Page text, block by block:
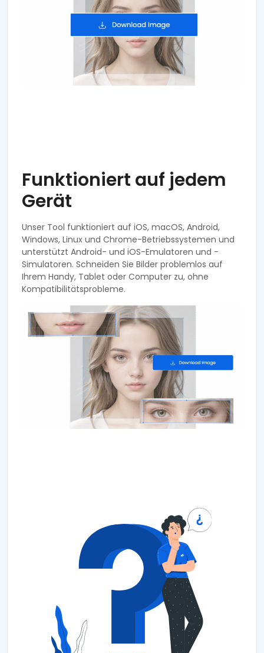
Funktioniert auf jedem
Gerät
Unser Tool funktioniert auf iOS, macOS, Android,
Windows, Linux und Chrome-Betriebssystemen und
unterstützt Android- und iOS-Emulatoren und -
Simulatoren. Schneiden Sie Bilder problemlos auf
Ihrem Handy, Tablet oder Computer zu, ohne
Kompatibilitätsprobleme.